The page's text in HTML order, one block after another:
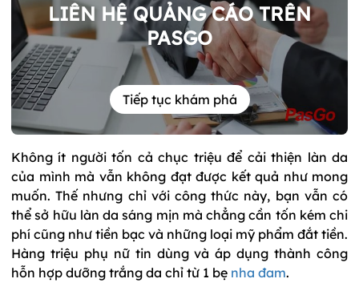
LIÊN HỆ QUẢNG CÁO TRÊN
PASGO
Tiếp tục khám phá
Không ít người tốn cả chục triệu để cải thiện làn da
của mình mà vẫn không đạt được kết quả như mong
muốn. Thế nhưng chỉ với công thức này, bạn vẫn có
thể sở hữu làn da sáng mịn mà chẳng cần tốn kém chi
phí cũng như tiền bạc và những loại mỹ phẩm đắt tiền.
Hàng triệu phụ nữ tin dùng và áp dụng thành công
hỗn hợp dưỡng trắng da chỉ từ 1 bẹ nha đam.